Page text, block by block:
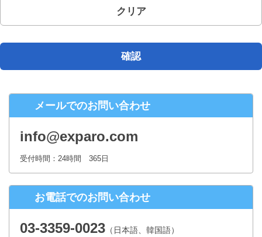
個人情報の取扱いの委託について
開示対象個人情報の開示等および問合せ窓口について
ご本人からの求めにより、当社が保有する開示対象個人情報の、利用
す。
株式会社シースクェア 個人情報お問合せ窓口
〒160-0023 東京都新宿区西新宿６丁目１２−１ パークウェストビ
ル１３階
Eメール：info@c-square.co.jp
（受付時間は、平日9時～17時30分 但し、年末年始、夏季休暇は除き
ます。）
個人情報を入力するにあたっての注意事項
回答ができない場合がございます。
クリア
確認
メールでのお問い合わせ
info@exparo.com
受付時間：24時間 365日
お電話でのお問い合わせ
03-3359-0023 （日本語、韓国語）